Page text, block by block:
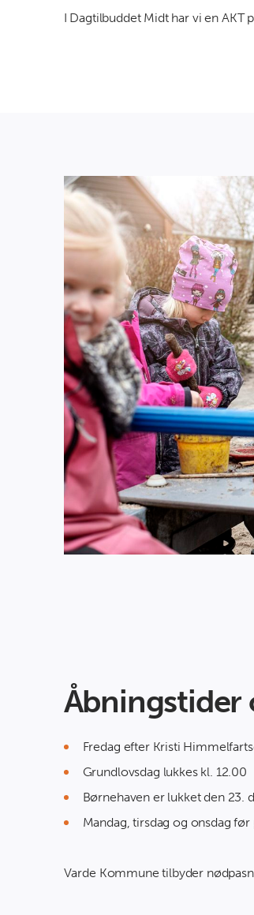
I Dagtilbuddet Midt har vi en
Åbningstider
Fredag efter Kristi
Grundlovsdag lukkes kl. 12.00
Børnehaven er lukket den 23.
Mandag, tirsdag og onsdag før
Varde Kommune tilbyder